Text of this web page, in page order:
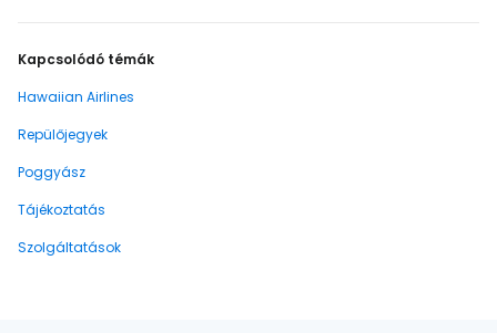
Kapcsolódó témák
Hawaiian Airlines
Repülőjegyek
Poggyász
Tájékoztatás
Szolgáltatások